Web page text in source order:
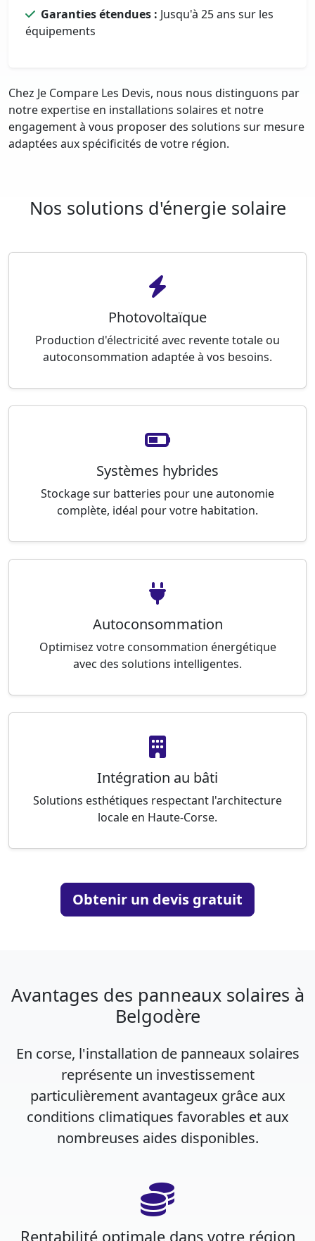
Garanties étendues : Jusqu'à 25 ans sur les
équipements
Chez Je Compare Les Devis, nous nous distinguons par
notre expertise en installations solaires et notre
engagement à vous proposer des solutions sur mesure
adaptées aux spécificités de votre région.
Nos solutions d'énergie solaire
Photovoltaïque
Production d'électricité avec revente totale ou
autoconsommation adaptée à vos besoins.
Systèmes hybrides
Stockage sur batteries pour une autonomie
complète, idéal pour votre habitation.
Autoconsommation
Optimisez votre consommation énergétique
avec des solutions intelligentes.
Intégration au bâti
Solutions esthétiques respectant l'architecture
locale en Haute-Corse.
Obtenir un devis gratuit
Avantages des panneaux solaires à
Belgodère
En corse, l'installation de panneaux solaires
représente un investissement
particulièrement avantageux grâce aux
conditions climatiques favorables et aux
nombreuses aides disponibles.
Rentabilité optimale dans votre région